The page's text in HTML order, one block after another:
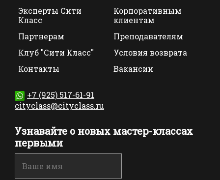
Эксперты Сити
Класс
Корпоративным
клиентам
Партнерам
Преподавателям
Клуб "Сити Класс"
Условия возврата
Контакты
Вакансии
+7 (925) 517-61-91
cityclass@cityclass.ru
Узнавайте о новых мастер-классах
первыми